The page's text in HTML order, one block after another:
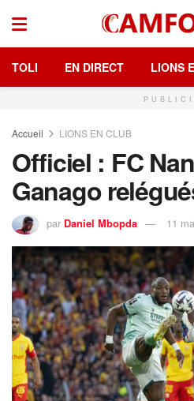
TOLI EN DIRECT LIONS
Accueil LIONS EN CLUB
Officiel : FC
Ganago
par Daniel Mbopda 11